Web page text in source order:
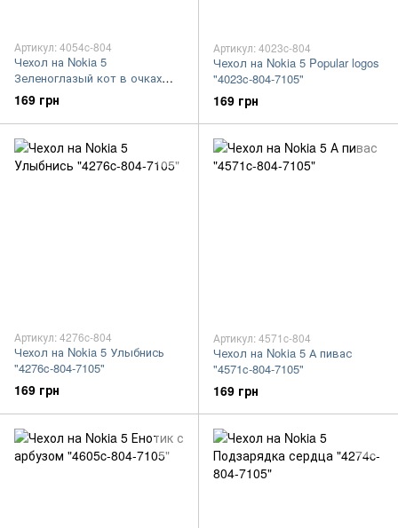
Артикул: 4054c-804
Чехол на Nokia 5
Зеленоглазый кот в очках
"4054c-804-7105"
169 грн
Артикул: 4023c-804
Чехол на Nokia 5 Popular logos
"4023c-804-7105"
169 грн
Артикул: 4276c-804
Чехол на Nokia 5 Улыбнись
"4276c-804-7105"
169 грн
Артикул: 4571c-804
Чехол на Nokia 5 А пивас
"4571c-804-7105"
169 грн